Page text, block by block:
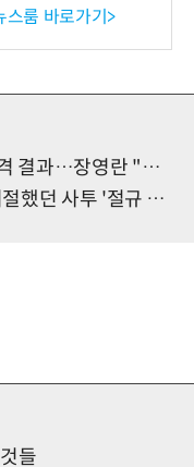
는 통합 솔루
스룸 바로가기>
영란 "화나려고 해"
던 사투 '절규 엔딩'
들